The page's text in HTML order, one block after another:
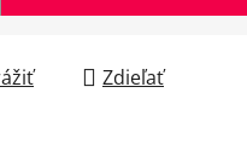
Zdieľať